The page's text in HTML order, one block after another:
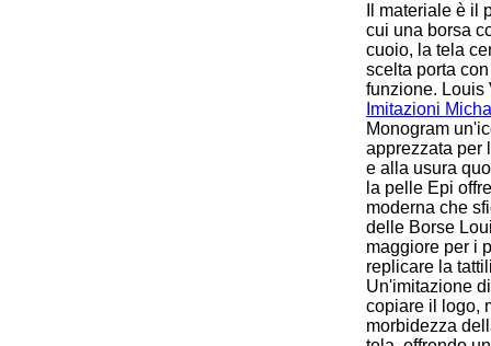
Il materiale è il
cui una borsa
cuoio, la tela
scelta porta
funzione. Louis
Imitazioni
Monogram
apprezzata per
e alla usura
la pelle Epi
moderna che
delle Borse
maggiore per i
replicare la
Un'imitazione
copiare il logo,
morbidezza